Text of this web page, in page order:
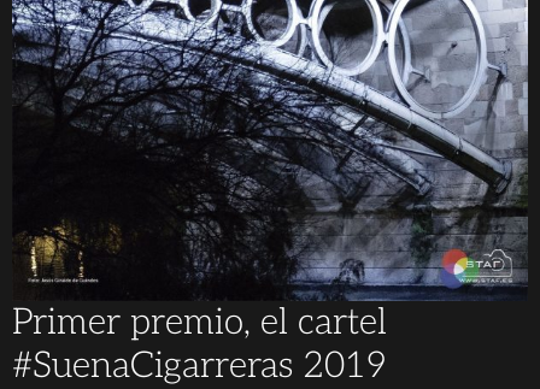
Primer premio, el cartel
#SuenaCigarreras 2019